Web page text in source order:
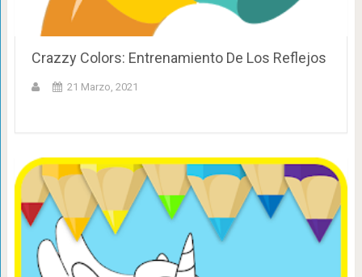
Crazzy Colors: Entrenamiento De Los Reflejos
21 Marzo, 2021